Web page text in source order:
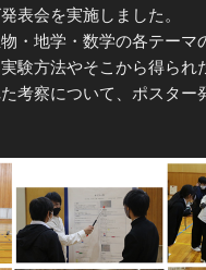
表会を実施しました。
・地学・数学の各テーマ
験方法やそこから得られ
考察について、ポスター